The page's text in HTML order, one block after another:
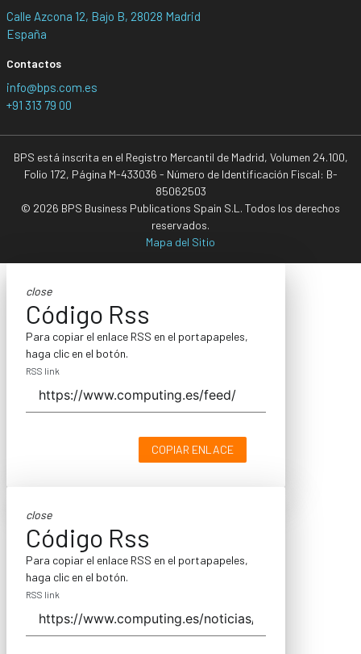
Calle Azcona 12, Bajo B, 28028 Madrid
España
Contactos
info@bps.com.es
+91 313 79 00
BPS está inscrita en el Registro Mercantil de Madrid, Volumen 24.100,
Folio 172, Página M-433036 - Número de Identificación Fiscal: B-
85062503
© 2026 BPS Business Publications Spain S.L. Todos los derechos
reservados.
Mapa del Sitio
close
Código Rss
Para copiar el enlace RSS en el portapapeles,
haga clic en el botón.
RSS link
COPIAR ENLACE
close
Código Rss
Para copiar el enlace RSS en el portapapeles,
haga clic en el botón.
RSS link